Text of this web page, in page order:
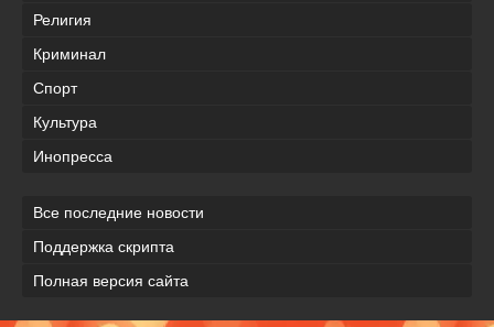
Религия
Криминал
Спорт
Культура
Инопресса
Все последние новости
Поддержка скрипта
Полная версия сайта